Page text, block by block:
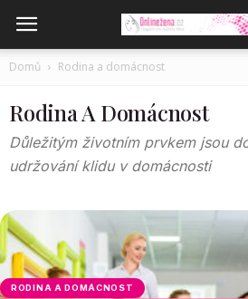
Domů Rodina a domácnost
Rodina A Domácnost
Důležitým životním prvkem jsou
udržování klidu v domácnosti
RODINA A DOMÁCNOST